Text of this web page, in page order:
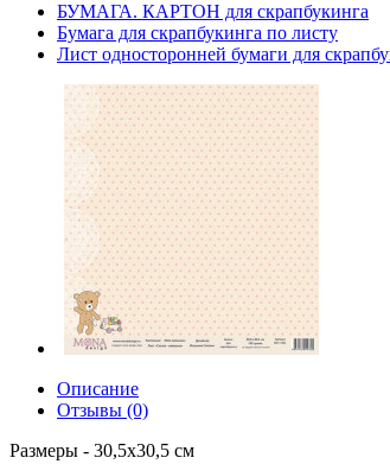
БУМАГА. КАРТОН для скрапбукинга
Бумага для скрапбукинга по листу
Лист односторонней бумаги для
Описание
Отзывы (0)
Размеры - 30,5х30,5 см